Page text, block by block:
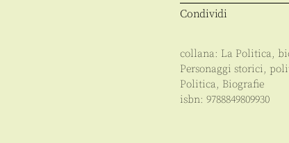
Condividi
collana: La Politica,
Personaggi storici,
Politica, Biografie
isbn: 9788849809930